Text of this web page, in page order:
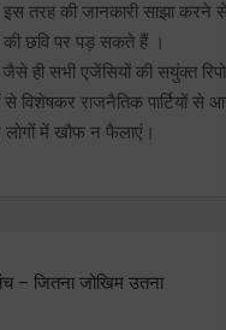
तरह की जानकारी साझा करने से
की छवि पर पड़ सकते हैं ।
ही सभी एजेंसियों की सयुंक्त
विशेषकर राजनैतिक पार्टियों
में खौफ न फैलाएं।
– जितना जोखिम उतना